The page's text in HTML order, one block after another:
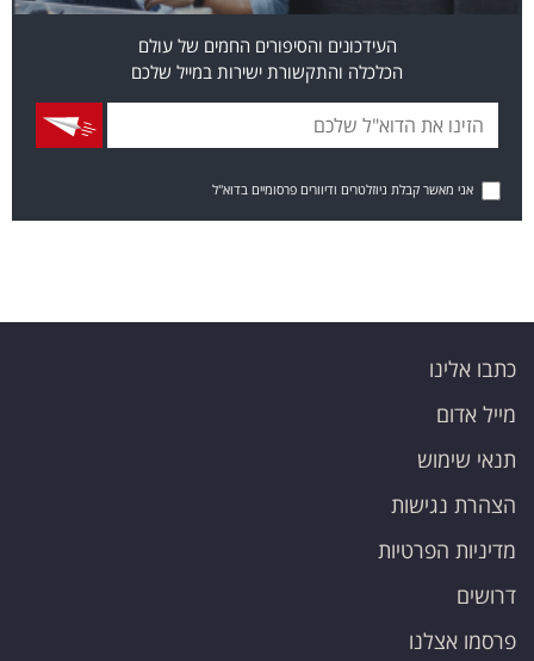
העידכונים והסיפורים החמים של עולם
הכלכלה והתקשורת ישירות במייל שלכם
אני מאשר קבלת ניוזלטרים ודיוורים פרסומיים בדוא"ל
כתבו אלינו
מייל אדום
תנאי שימוש
הצהרת נגישות
מדיניות הפרטיות
דרושים
פרסמו אצלנו